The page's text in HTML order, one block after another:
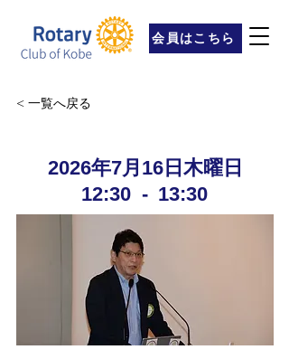
会員はこちら
< 一覧へ戻る
2026年7月16日木曜日
12:30 - 13:30